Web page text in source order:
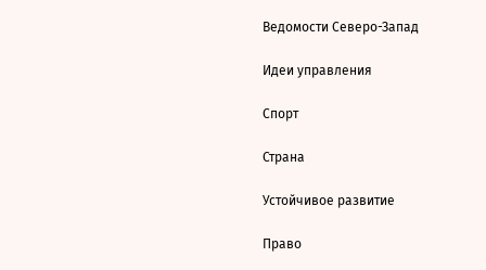
Ведомости Северо-Запад
Идеи управления
Спорт
Страна
Устойчивое развитие
Право